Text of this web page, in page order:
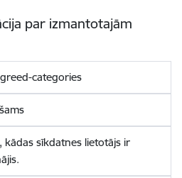
par izmantotajām
categories
kādas sīkdatnes lietotājs ir